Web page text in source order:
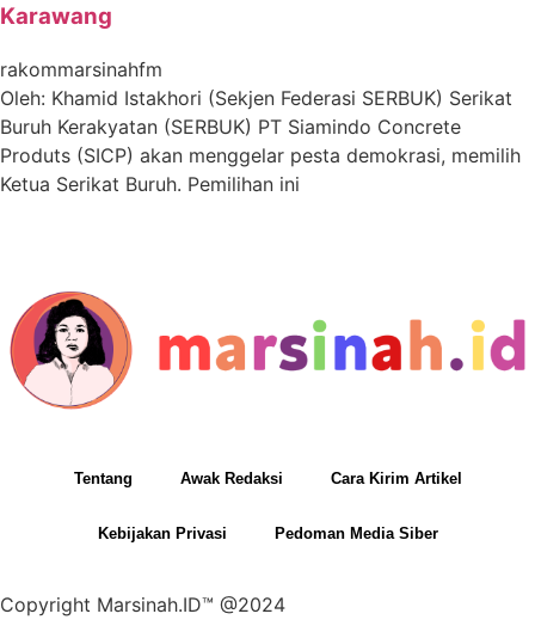
Karawang
rakommarsinahfm
Oleh: Khamid Istakhori (Sekjen Federasi SERBUK) Serikat
Buruh Kerakyatan (SERBUK) PT Siamindo Concrete
Produts (SICP) akan menggelar pesta demokrasi, memilih
Ketua Serikat Buruh. Pemilihan ini
Tentang Awak Redaksi Cara Kirim Artikel
Kebijakan Privasi Pedoman Media Siber
Copyright Marsinah.ID™ @2024